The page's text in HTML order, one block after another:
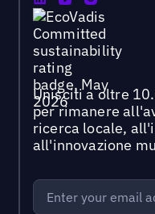
Unisciti a oltre
per rimanere
ricerca locale,
all'innovazione